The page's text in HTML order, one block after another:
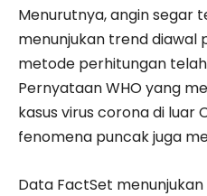
Menurutnya, angin segar
menunjukan trend
metode perhitungan
Pernyataan WHO yang
kasus virus corona di luar
fenomena puncak juga
Data FactSet